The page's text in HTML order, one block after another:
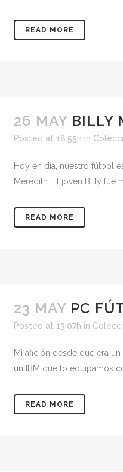
READ MORE
26 MAY BILLY
Posted at 18:55h in
Hoy en día, nuestro fútbol
Meredith. El joven Billy fue
READ MORE
23 MAY PC
Posted at 13:07h in
Mi afición desde que era
un IBM que lo equipamos
READ MORE